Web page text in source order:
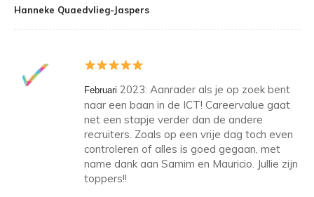
Hanneke Quaedvlieg-Jaspers
Februari 2023: Aanrader als je op zoek bent
naar een baan in de ICT! Careervalue gaat
net een stapje verder dan de andere
recruiters. Zoals op een vrije dag toch even
controleren of alles is goed gegaan, met
name dank aan Samim en Mauricio. Jullie zijn
toppers!!